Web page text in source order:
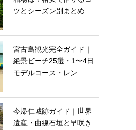
ツとシーズン別まとめ
宮古島観光完全ガイド｜
絶景ビーチ25選・1〜4日
モデルコース・レン…
今帰仁城跡ガイド｜世界
遺産・曲線石垣と早咲き